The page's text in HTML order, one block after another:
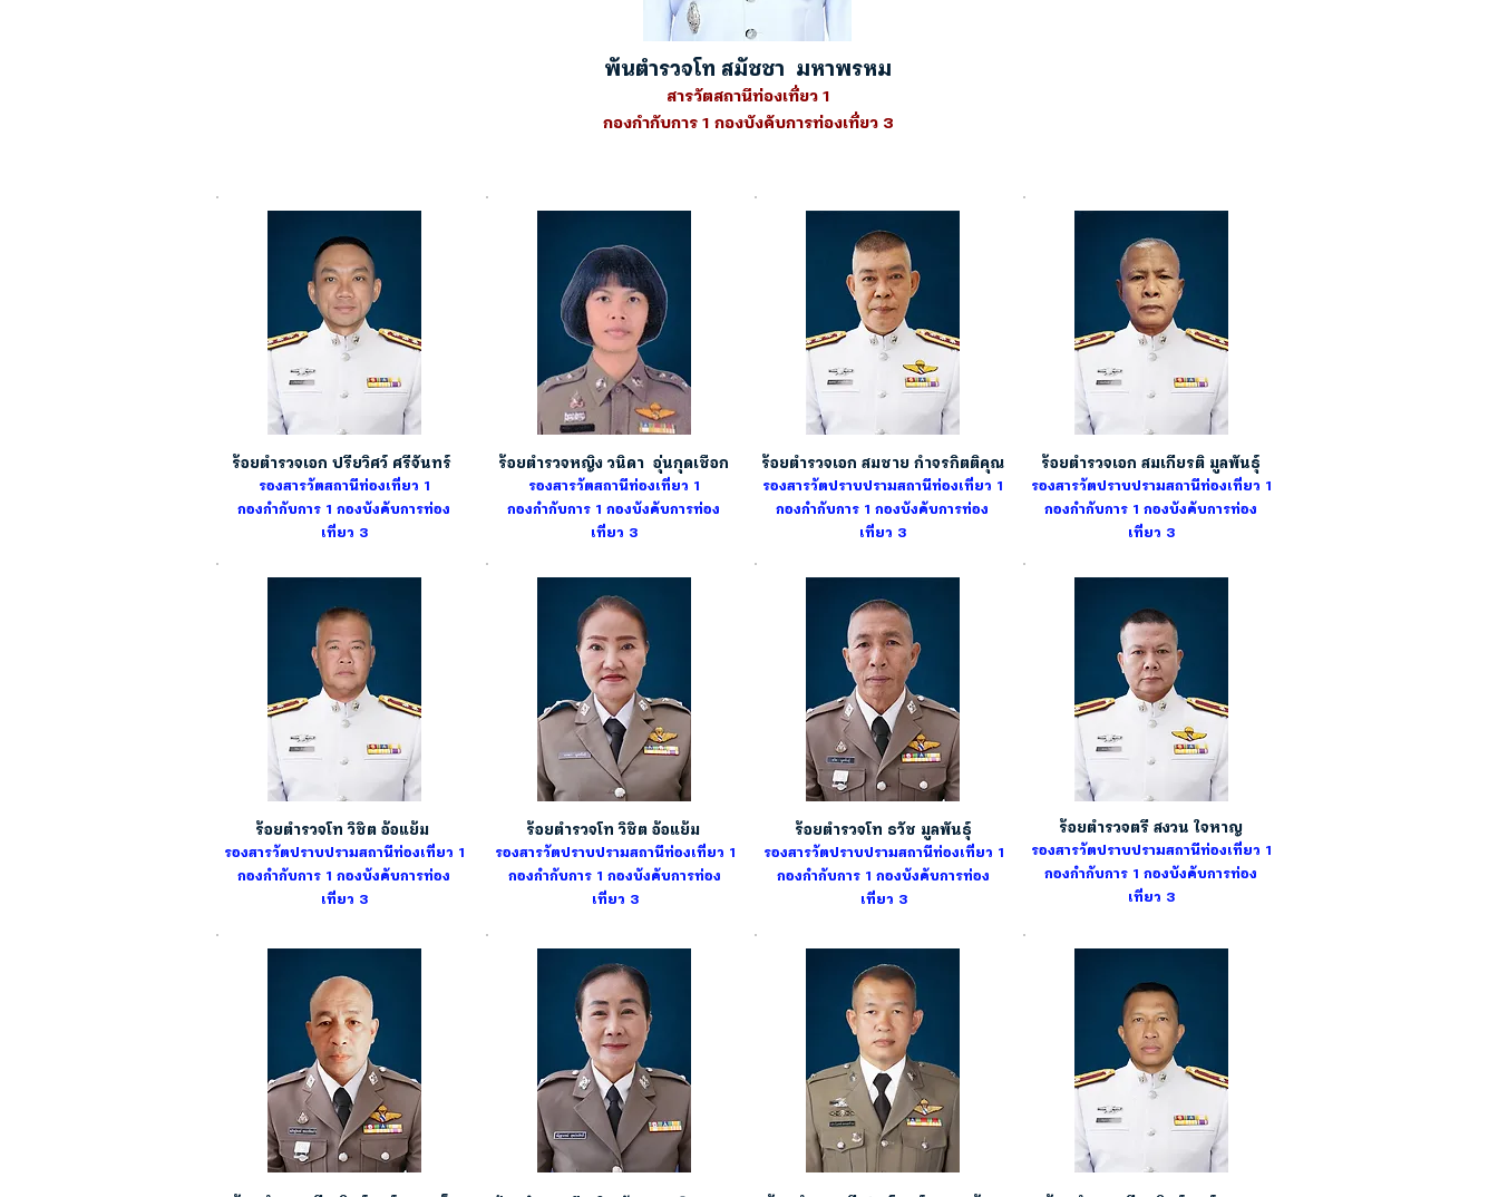
พันตำรวจโท สมัชชา มหาพรหม
สารวัตสถานีท่องเที่ยว 1
กองกำกับการ 1 กองบังคับการท่องเที่ยว 3
ร้อยตำรวจเอก ปรียวิศว์ ศรีจันทร์
รองสารวัตสถานีท่องเที่ยว 1
กองกำกับการ 1 กองบังคับการท่อง
เที่ยว 3
ร้อยตำรวจโท วิชิต อ้อแย้ม
รองสารวัตปราบปรามสถานีท่องเที่ยว 1
กองกำกับการ 1 กองบังคับการท่อง
เที่ยว 3
ร้อยตำรวจหญิง วนิดา อุ่นกุดเชือก
รองสารวัตสถานีท่องเที่ยว 1
กองกำกับการ 1 กองบังคับการท่อง
เที่ยว 3
ร้อยตำรวจเอก สมชาย กำจรกิตติคุณ
รองสารวัตปราบปรามสถานีท่องเที่ยว 1
กองกำกับการ 1 กองบังคับการท่อง
เที่ยว 3
ร้อยตำรวจเอก สมเกียรติ มูลพันธุ์
รองสารวัตปราบปรามสถานีท่องเที่ยว 1
กองกำกับการ 1 กองบังคับการท่อง
เที่ยว 3
ร้อยตำรวจโท วิชิต อ้อแย้ม
รองสารวัตปราบปรามสถานีท่องเที่ยว 1
กองกำกับการ 1 กองบังคับการท่อง
เที่ยว 3
ร้อยตำรวจโท ธวัช มูลพันธุ์
รองสารวัตปราบปรามสถานีท่องเที่ยว 1
กองกำกับการ 1 กองบังคับการท่อง
เที่ยว 3
ร้อยตำรวจตรี สงวน ใจหาญ
รองสารวัตปราบปรามสถานีท่องเที่ยว 1
กองกำกับการ 1 กองบังคับการท่อง
เที่ยว 3